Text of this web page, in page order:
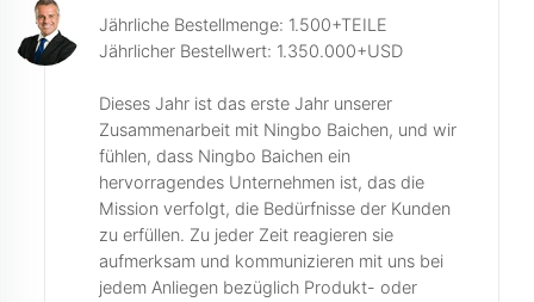
Jährliche Bestellmenge: 1.500+TEILE
Jährlicher Bestellwert: 1.350.000+USD
Dieses Jahr ist das erste Jahr unserer
Zusammenarbeit mit Ningbo Baichen, und wir
fühlen, dass Ningbo Baichen ein
hervorragendes Unternehmen ist, das die
Mission verfolgt, die Bedürfnisse der Kunden
zu erfüllen. Zu jeder Zeit reagieren sie
aufmerksam und kommunizieren mit uns bei
jedem Anliegen bezüglich Produkt- oder